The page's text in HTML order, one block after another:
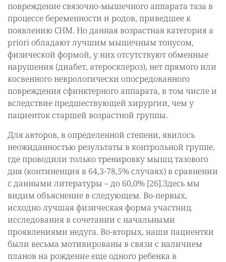
повреждение связочно-мышечного аппарата таза в
процессе беременности и родов, приведшее к
появлению СНМ. Но данная возрастная категория a
priori обладают лучшим мышечным тонусом,
физической формой, у них отсутствуют обменные
нарушения (диабет, атеросклероз), нет прямого или
косвенного неврологически опосредованного
повреждения сфинктерного аппарата, в том числе и
вследствие предшествующей хирургии, чем у
пациенток старшей возрастной группы.
Для авторов, в определенной степени, явилось
неожиданностью результаты в контрольной группе,
где проводили только тренировку мышц тазового
дня (континенция в 64,3-78,5% случаях) в сравнении
с данными литературы – до 60,0% [26].Здесь мы
видим объяснение в следующем. Во-первых,
исходно лучшая физическая форма участниц
исследования в сочетании с начальными
проявлениями недуга. Во-вторых, наши пациентки
были весьма мотивированы в связи с наличием
планов на рождение еще одного ребенка в